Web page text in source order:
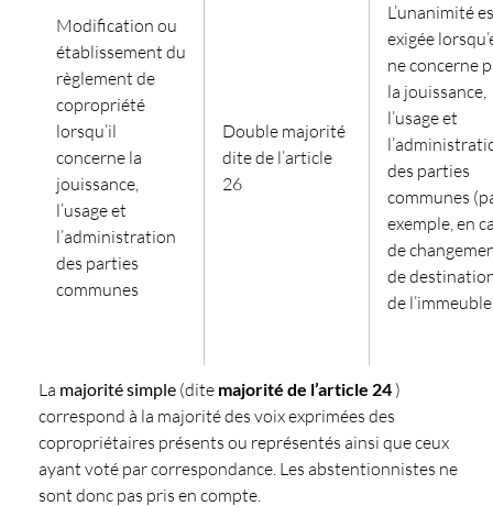
Modification ou
établissement du
règlement de
copropriété
lorsqu’il
concerne la
jouissance,
l’usage et
l’administration
des parties
communes
Double majorité
dite de l’article
26
L’unanimité
exigée
ne concerne
la jouissance,
l’usage et
des parties
communes
exemple, en
de
de
de
La majorité simple (dite majorité de l’article 24 )
correspond à la majorité des voix exprimées des
copropriétaires présents ou représentés ainsi que ceux
ayant voté par correspondance. Les abstentionnistes ne
sont donc pas pris en compte.